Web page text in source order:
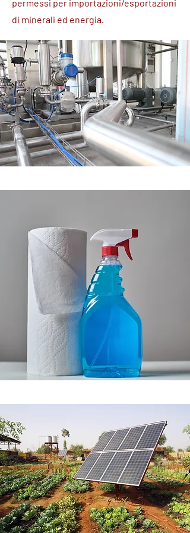
permessi per importazioni/esportazioni
di minerali ed energia.